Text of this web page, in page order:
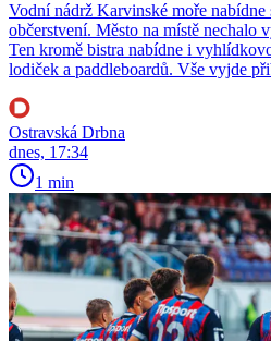
Vodní nádrž Karvinské moře
občerstvení. Město na místě nechalo
Ten kromě bistra nabídne i
lodiček a paddleboardů. Vše vyjde
Ostravská Drbna
dnes, 17:34
1 min